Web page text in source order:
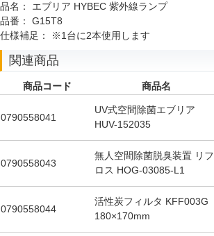
品名： エブリア HYBEC 紫外線ランプ
品番： G15T8
仕様補足：
※1台に2本使用します
関連商品
商品コード 商品名
0790558041
UV式空間除菌エブリア
HUV-152035
0790558043
無人空間除菌脱臭装置 リフ
ロス HOG-03085-L1
0790558044
活性炭フィルタ KFF003G
180×170mm